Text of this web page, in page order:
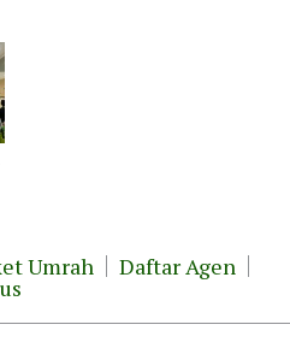
Umrah Daftar Agen